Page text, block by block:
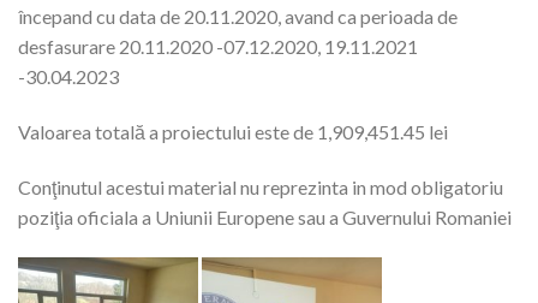
începand cu data de 20.11.2020, avand ca perioada de
desfasurare 20.11.2020 -07.12.2020, 19.11.2021
-30.04.2023
Valoarea totală a proiectului este de 1,909,451.45 lei
Conţinutul acestui material nu reprezinta in mod obligatoriu
poziţia oficiala a Uniunii Europene sau a Guvernului Romaniei